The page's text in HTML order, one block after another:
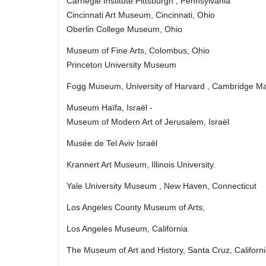
Cincinnati Art Museum, Cincinnati, Ohio
Oberlin College Museum, Ohio
Museum of Fine Arts, Colombus, Ohio
Princeton University Museum
Fogg Museum, University of Harvard , Cambridge
Museum Haïfa, Israël ‑
Museum of Modern Art of Jerusalem, Israël
Musée de Tel Aviv Israël
Krannert Art Museum, Illinois University.
Yale University Museum , New Haven, Connecticut
Los Angeles County Museum of Arts,
Los Angeles Museum, California
The Museum of Art and History, Santa Cruz,